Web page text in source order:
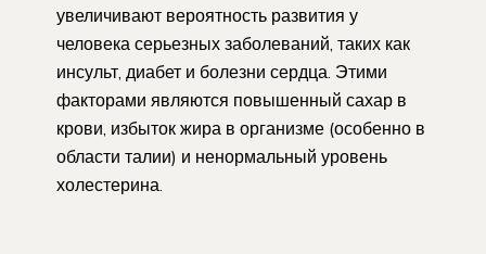
увеличивают вероятность развития у
человека серьезных заболеваний, таких как
инсульт, диабет и болезни сердца. Этими
факторами являются повышенный сахар в
крови, избыток жира в организме (особенно в
области талии) и ненормальный уровень
холестерина.